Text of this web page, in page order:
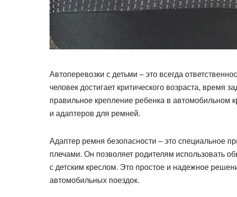
Автоперевозки с детьми – это всегда
человек достигает критического возраста, время
правильное крепление ребенка в автомобильном
и адаптеров для ремней.
Адаптер ремня безопасности – это специальное
плечами. Он позволяет родителям использовать
с детским креслом. Это простое и надежное
автомобильных поездок.